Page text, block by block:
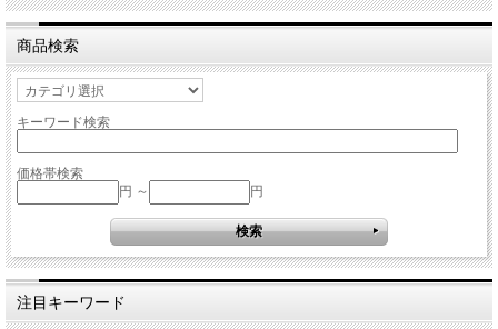
商品検索
キーワード検索
価格帯検索
円 ～
円
注目キーワード